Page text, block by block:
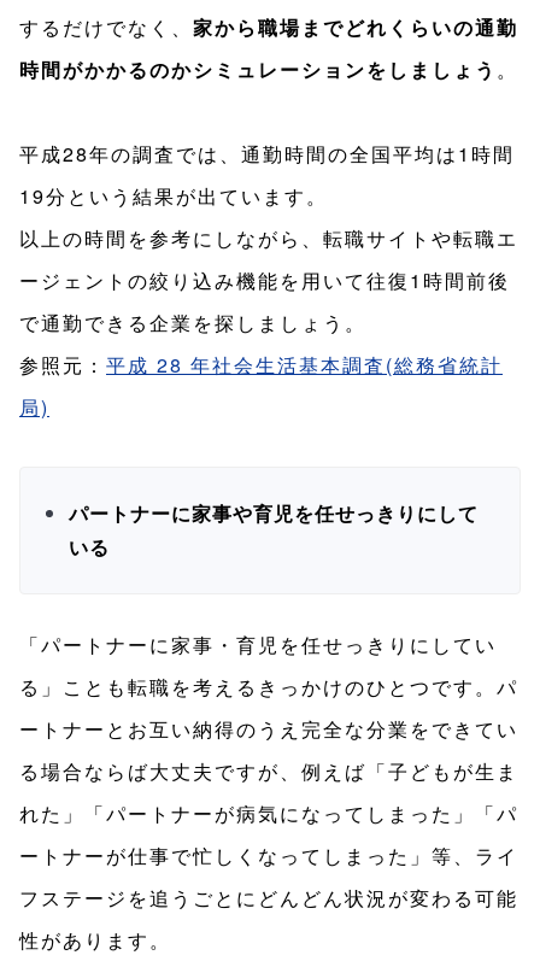
するだけでなく、 家から職場までどれくらいの通勤
時間がかかるのかシミュレーションをしましょう 。
平成28年の調査では、通勤時間の全国平均は1時間
19分という結果が出ています。
以上の時間を参考にしながら、転職サイトや転職エ
ージェントの絞り込み機能を用いて往復1時間前後
で通勤できる企業を探しましょう。
参照元： 平成 28 年社会生活基本調査(総務省統計
局)
パートナーに家事や育児を任せっきりにして
いる
「パートナーに家事・育児を任せっきりにしてい
る」ことも転職を考えるきっかけのひとつです。パ
ートナーとお互い納得のうえ完全な分業をできてい
る場合ならば大丈夫ですが、例えば「子どもが生ま
れた」「パートナーが病気になってしまった」「パ
ートナーが仕事で忙しくなってしまった」等、ライ
フステージを追うごとにどんどん状況が変わる可能
性があります。